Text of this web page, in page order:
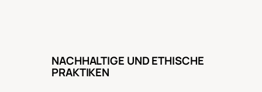
NACHHALTIGE UND ETHISCHE
PRAKTIKEN